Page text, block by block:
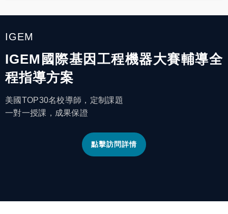
IGEM
IGEM國際基因工程機器大賽輔導全
程指導方案
美國TOP30名校導師，定制課題
一對一授課，成果保證
點擊訪問詳情